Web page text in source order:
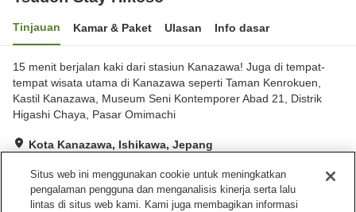
Tinjauan Kamar & Paket Ulasan Info dasar
15 menit berjalan kaki dari stasiun Kanazawa! Juga di tempat-
tempat wisata utama di Kanazawa seperti Taman Kenrokuen,
Kastil Kanazawa, Museum Seni Kontemporer Abad 21, Distrik
Higashi Chaya, Pasar Omimachi
Kota Kanazawa, Ishikawa, Jepang
Sangat baik Ulasan: 1
Situs web ini menggunakan cookie untuk meningkatkan
pengalaman pengguna dan menganalisis kinerja serta lalu
lintas di situs web kami. Kami juga membagikan informasi